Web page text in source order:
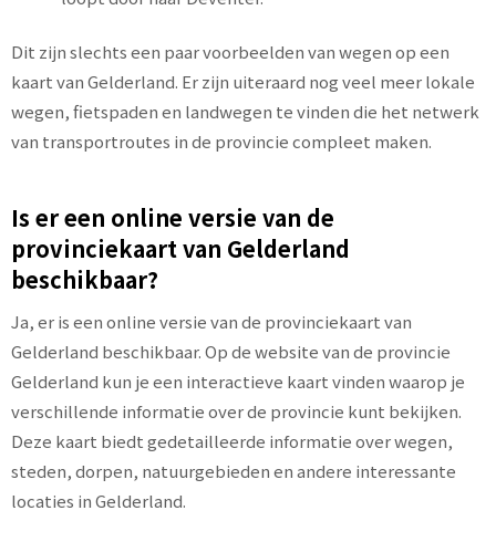
Dit zijn slechts een paar voorbeelden van wegen op een
kaart van Gelderland. Er zijn uiteraard nog veel meer lokale
wegen, fietspaden en landwegen te vinden die het netwerk
van transportroutes in de provincie compleet maken.
Is er een online versie van de
provinciekaart van Gelderland
beschikbaar?
Ja, er is een online versie van de provinciekaart van
Gelderland beschikbaar. Op de website van de provincie
Gelderland kun je een interactieve kaart vinden waarop je
verschillende informatie over de provincie kunt bekijken.
Deze kaart biedt gedetailleerde informatie over wegen,
steden, dorpen, natuurgebieden en andere interessante
locaties in Gelderland.